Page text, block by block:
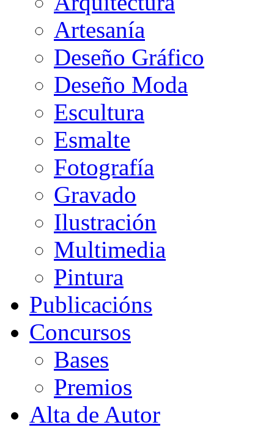
Artesanía
Deseño Gráfico
Deseño Moda
Escultura
Esmalte
Fotografía
Gravado
Ilustración
Multimedia
Pintura
Publicacións
Concursos
Bases
Premios
Alta de Autor